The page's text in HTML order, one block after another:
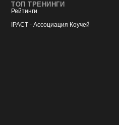
ТОП ТРЕНИНГИ
Рейтинги
IPACT - Ассоциация Коучей